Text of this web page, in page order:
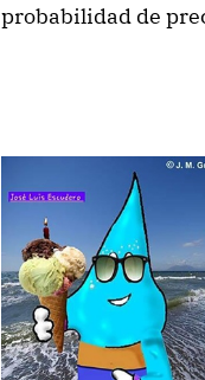
probabilidad de